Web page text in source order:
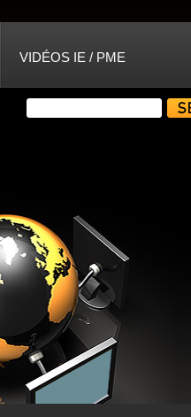
VIDÉOS IE / PME